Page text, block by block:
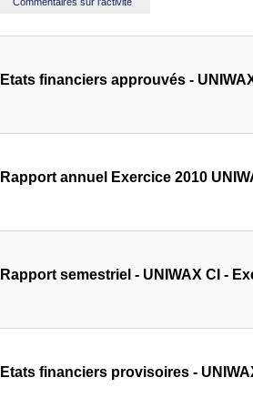
Etats financiers approuvés -
Rapport annuel Exercice 2010
Rapport semestriel - UNIWAX CI -
Etats financiers provisoires -